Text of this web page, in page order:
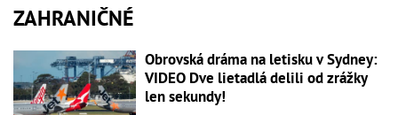
ZAHRANIČNÉ
Obrovská dráma na letisku v Sydney:
VIDEO Dve lietadlá delili od zrážky
len sekundy!